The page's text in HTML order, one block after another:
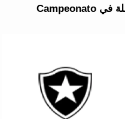
الموعد 2026-08-10 والقنوات الناقلة في Campeonato